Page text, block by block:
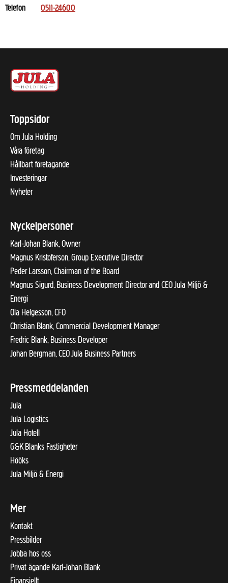
Telefon
0511-24600
Toppsidor
Om Jula Holding
Våra företag
Hållbart företagande
Investeringar
Nyheter
Nyckelpersoner
Karl-Johan Blank, Owner
Magnus Kristoferson, Group Executive Director
Peder Larsson, Chairman of the Board
Magnus Sigurd, Business Development Director and CEO Jula Miljö &
Energi
Ola Helgesson, CFO
Christian Blank, Commercial Development Manager
Fredric Blank, Business Developer
Johan Bergman, CEO Jula Business Partners
Pressmeddelanden
Jula
Jula Logistics
Jula Hotell
G&K Blanks Fastigheter
Hööks
Jula Miljö & Energi
Mer
Kontakt
Pressbilder
Jobba hos oss
Privat ägande Karl-Johan Blank
Finansiellt